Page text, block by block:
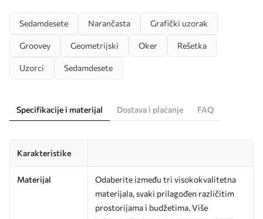
Sedamdesete Narančasta Grafički uzorak
Groovey Geometrijski Oker Rešetka
Uzorci Sedamdesete
Specifikacije i materijal Dostava i plaćanje FAQ
Karakteristike
Materijal
Odaberite između tri visokokvalitetna
materijala, svaki prilagođen različitim
prostorijama i budžetima. Više